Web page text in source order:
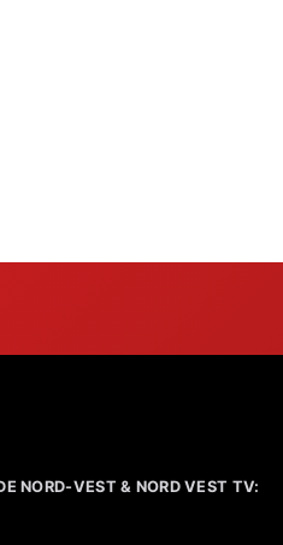
NORD-VEST & NORD VEST TV: